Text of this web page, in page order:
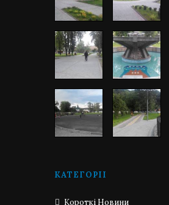
КАТЕГОРІЇ
Короткі Новини